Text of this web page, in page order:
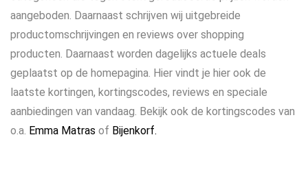
aangeboden. Daarnaast schrijven wij uitgebreide
productomschrijvingen en reviews over shopping
producten. Daarnaast worden dagelijks actuele deals
geplaatst op de homepagina. Hier vindt je hier ook de
laatste kortingen, kortingscodes, reviews en speciale
aanbiedingen van vandaag. Bekijk ook de kortingscodes van
o.a. Emma Matras of Bijenkorf.